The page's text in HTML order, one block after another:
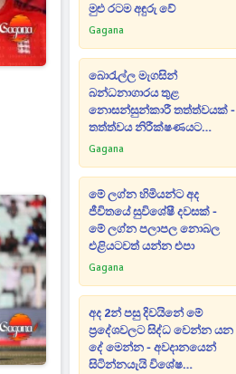
මුළු රටම අඳුරු වේ
Gagana
බොරැල්ල මැගසින්
බන්ධනාගාරය තුළ
නොසන්සුන්කාරී තත්ත්වයක් -
තත්ත්වය නිරීක්ෂණයට
ඩ්‍රෝන යානා ද යොදවයි
Gagana
මේ ලග්න හිමියන්ට අද
ජීවිතයේ සුවිශේෂී දවසක් -
මේ ලග්න පලාපල නොබල
එළියටවත් යන්න එපා
Gagana
අද 2න් පසු දිවයිනේ මේ
ප්‍රදේශවලට සිද්ධ වෙන්න යන
දේ මෙන්න - අවදානයෙන්
සිටින්නයැයි විශේෂ